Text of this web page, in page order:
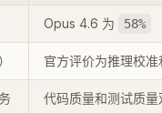
Opus 4.6 为 58%
官方评价为推理校
代码质量和测试质